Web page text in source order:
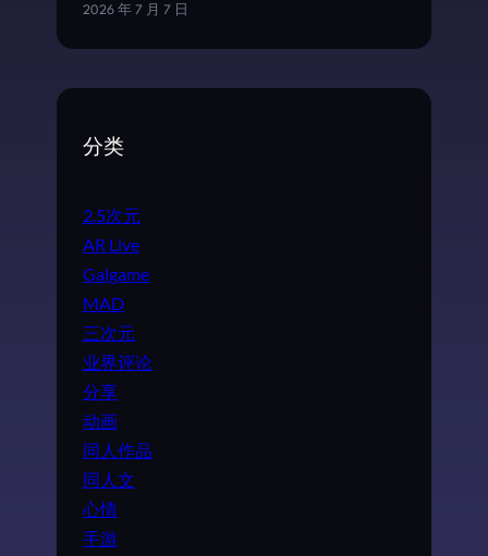
2026 年 7 月 7 日
分类
2.5次元
AR Live
Galgame
MAD
三次元
业界评论
分享
动画
同人作品
同人文
心情
手游